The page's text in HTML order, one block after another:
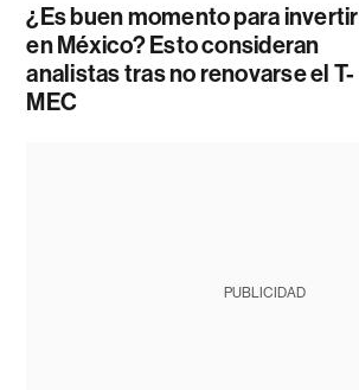
¿Es buen momento para invertir
en México? Esto consideran
analistas tras no renovarse el T-
MEC
PUBLICIDAD